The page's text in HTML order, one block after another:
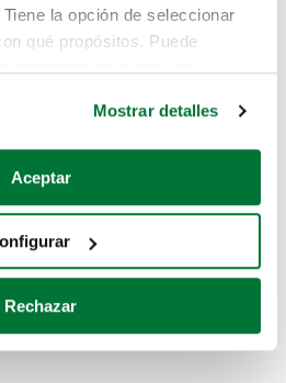
la opción de seleccionar
qué propósitos. Puede
sobre su ubicación geográfica
analizándolo activamente
específicas (huellas
sobre cómo se procesan sus
Mostrar detalles
Aceptar
Rechazar
el coche que estás
estos enlaces: